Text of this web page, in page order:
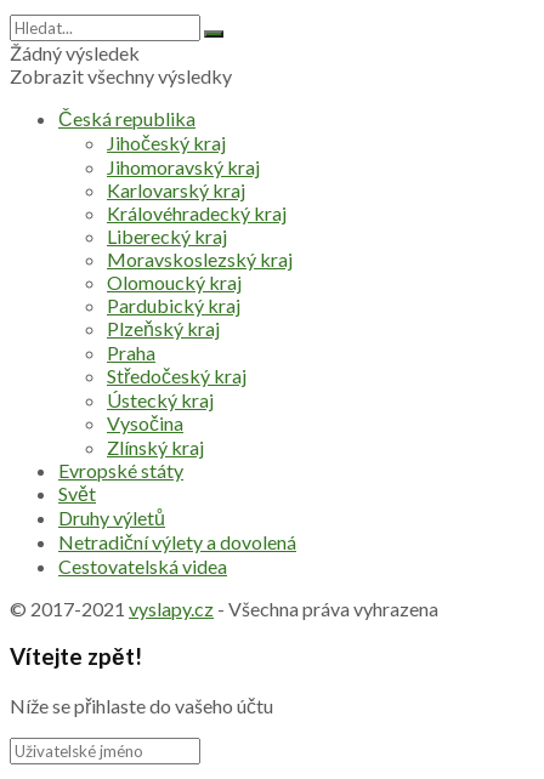
Žádný výsledek
Zobrazit všechny výsledky
Česká republika
Jihočeský kraj
Jihomoravský kraj
Karlovarský kraj
Královéhradecký kraj
Liberecký kraj
Moravskoslezský kraj
Olomoucký kraj
Pardubický kraj
Plzeňský kraj
Praha
Středočeský kraj
Ústecký kraj
Vysočina
Zlínský kraj
Evropské státy
Svět
Druhy výletů
Netradiční výlety a dovolená
Cestovatelská videa
© 2017-2021 vyslapy.cz - Všechna práva vyhrazena
Vítejte zpět!
Níže se přihlaste do vašeho účtu